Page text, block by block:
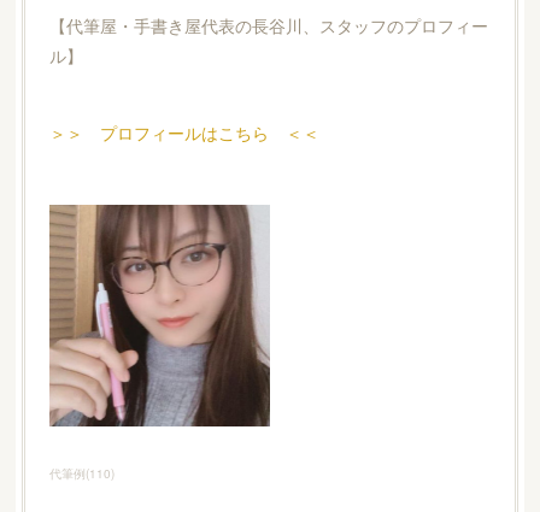
【代筆屋・手書き屋代表の長谷川、スタッフのプロフィー
ル】
＞＞ プロフィールはこちら ＜＜
代筆例(110)